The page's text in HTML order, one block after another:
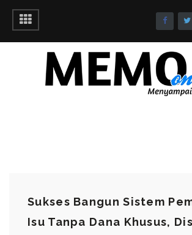
Sukses Bangun Sistem
Isu Tanpa Dana Khusus,